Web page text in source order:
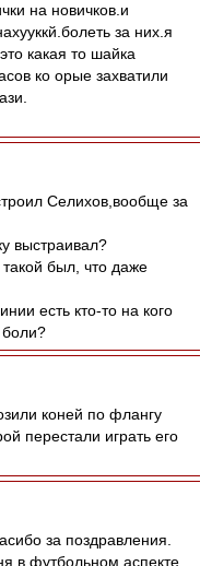
на новичков.и
за них.я
какая то шайка
ко орые захватили
Селихов,вообще за
выстраивал?
был, что даже
есть кто-то на кого
коней по флангу
перестали играть его
за поздравления.
в футбольном аспекте.